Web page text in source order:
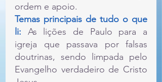
ordem e apoio.
Temas principais de tudo o que
li: As lições de Paulo para a
igreja que passava por falsas
doutrinas, sendo limpada pelo
Evangelho verdadeiro de Cristo